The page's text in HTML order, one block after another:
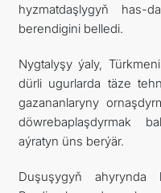
hyzmatdaşlygyň has-
berendigini belledi.
Nygtalyşy ýaly,
dürli ugurlarda täze
gazananlaryny
döwrebaplaşdyrmak
aýratyn üns berýär.
Duşuşygyň ahyrynda